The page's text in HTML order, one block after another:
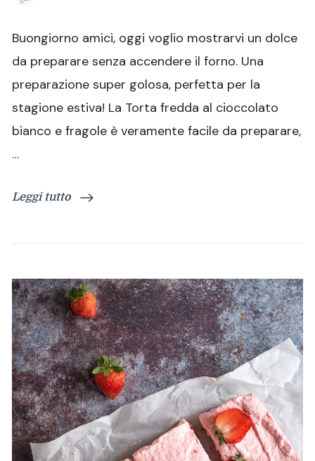
al
cioccolato
e
Buongiorno amici, oggi voglio mostrarvi un dolce
da preparare senza accendere il forno. Una
preparazione super golosa, perfetta per la
stagione estiva! La Torta fredda al cioccolato
bianco e fragole è veramente facile da preparare,
…
Leggi tutto